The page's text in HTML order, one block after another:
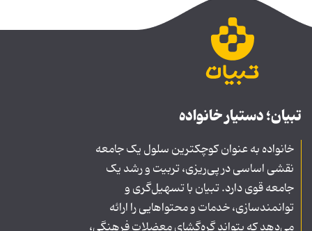
تبیان؛ دستیار خانواده
خانواده به عنوان کوچکترین سلول یک جامعه
نقشی اساسی در پی‌ریزی، تربیت و رشد یک
جامعه قوی دارد. تبیان با تسهیل‌گری و
توانمندسازی، خدمات و محتواهایی را ارائه